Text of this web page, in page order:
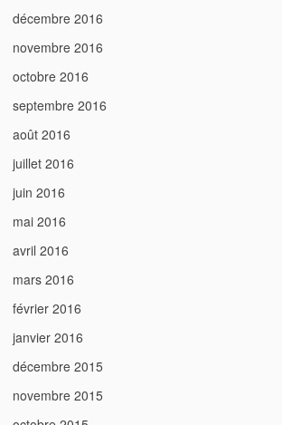
décembre 2016
novembre 2016
octobre 2016
septembre 2016
août 2016
juillet 2016
juin 2016
mai 2016
avril 2016
mars 2016
février 2016
janvier 2016
décembre 2015
novembre 2015